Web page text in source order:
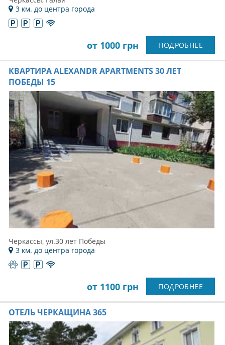
3 км. до центра города
от 1000 грн ПОДРОБНЕЕ
КВАРТИРА ALEXANDR APARTMENTS 30 ЛЕТ
ПОБЕДЫ 15
Черкассы, ул.30 лет Победы
3 км. до центра города
от 1100 грн ПОДРОБНЕЕ
ОТЕЛЬ ЧЕРКАЩИНА 365